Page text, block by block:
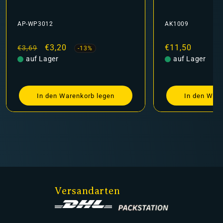
AP-WP3012
Normaler
Preis
€3,69 Verkaufspreis
€3,20 -13%
auf Lager
In den Warenkorb legen
AK1009
Normaler
Preis
€11,50
auf Lager
In den
Versandarten